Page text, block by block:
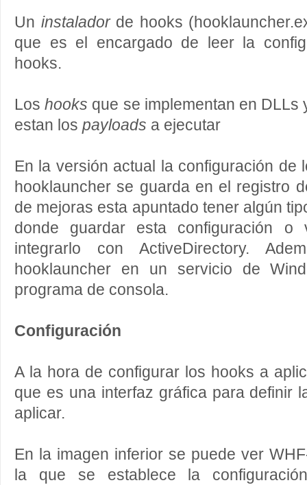
Un instaladorde hooks
que es el encargado de leer la
hooks.
Loshooks que se implementan en DLLs
estan los payloads a ejecutar
En la versión actual la configuración de
hooklauncher se guarda en el registro
de mejoras esta apuntado tener algún
donde guardar esta configuración o
integrarlo con ActiveDirectory.
hooklauncher en un servicio de
programa de consola.
Configuración
A la hora de configurar los hooks a
que es una interfaz gráfica para definir
aplicar.
En la imagen inferior se puede ver
la que se establece la